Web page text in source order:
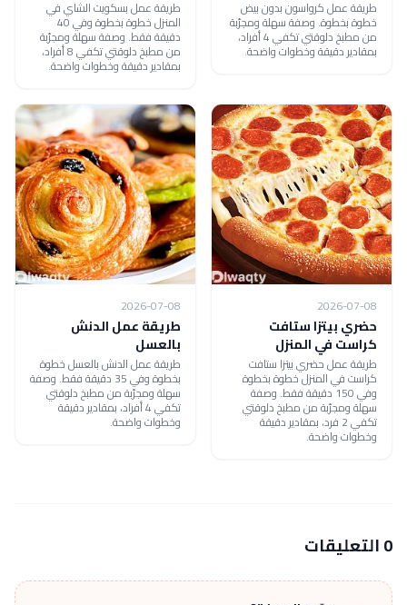
طريقة عمل كرواسون بدون بيض
خطوة بخطوة. وصفة سهلة ومجرّبة
من مطبخ دلوقتي تكفي 4 أفراد،
بمقادير دقيقة وخطوات واضحة.
طريقة عمل بسكويت الشاي في
المنزل خطوة بخطوة وفي 40
دقيقة فقط. وصفة سهلة ومجرّبة
من مطبخ دلوقتي تكفي 8 أفراد،
بمقادير دقيقة وخطوات واضحة.
2026-07-08
حضري بيتزا ستافت
كراست في المنزل
طريقة عمل حضري بيتزا ستافت
كراست في المنزل خطوة بخطوة
وفي 150 دقيقة فقط. وصفة
سهلة ومجرّبة من مطبخ دلوقتي
تكفي 2 فرد، بمقادير دقيقة
وخطوات واضحة.
2026-07-08
طريقة عمل الدنش
بالعسل
طريقة عمل الدنش بالعسل خطوة
بخطوة وفي 35 دقيقة فقط. وصفة
سهلة ومجرّبة من مطبخ دلوقتي
تكفي 4 أفراد، بمقادير دقيقة
وخطوات واضحة.
0 التعليقات